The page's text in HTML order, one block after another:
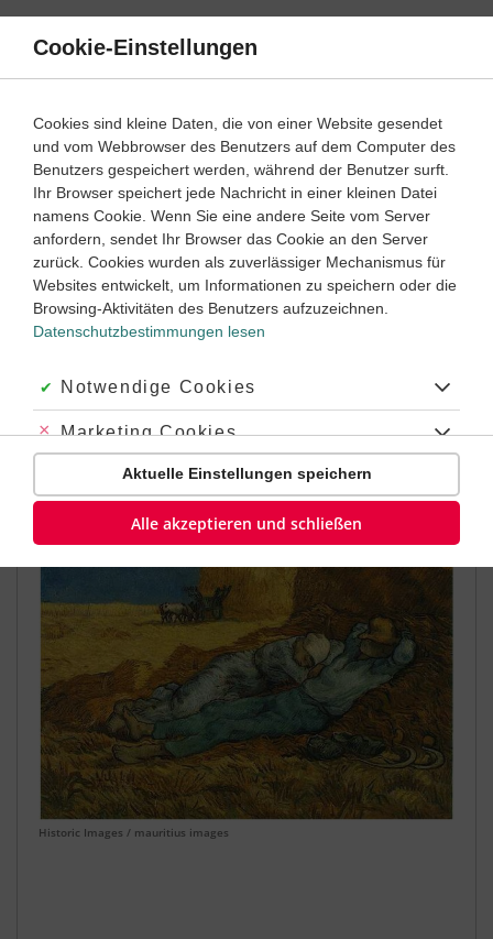
Direkt
Inhalt
Klassenarbeit
Deutsch 7. Klasse
Bildbeschreibung (1)
Dauer: 45 Minuten
Empfohlen von
Tutorin Joana
Dauer:
alle, die deinen Text lesen, sich das Bild vorstellen
Historic Images / mauritius images
Cookie-Einstellungen
Cookies sind kleine Daten, die von einer Website gesendet
und vom Webbrowser des Benutzers auf dem Computer des
Benutzers gespeichert werden, während der Benutzer surft.
Ihr Browser speichert jede Nachricht in einer kleinen Datei
namens Cookie. Wenn Sie eine andere Seite vom Server
anfordern, sendet Ihr Browser das Cookie an den Server
zurück. Cookies wurden als zuverlässiger Mechanismus für
Websites entwickelt, um Informationen zu speichern oder die
Browsing-Aktivitäten des Benutzers aufzuzeichnen.
Datenschutzbestimmungen lesen
Akzeptiert:
Notwendige Cookies
Abgelehnt:
Marketing Cookies
Abgelehnt:
Personalisierungs-Cookies
Aktuelle Einstellungen speichern
Alle akzeptieren und schließen